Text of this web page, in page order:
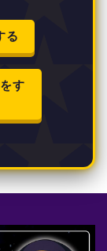
る
す